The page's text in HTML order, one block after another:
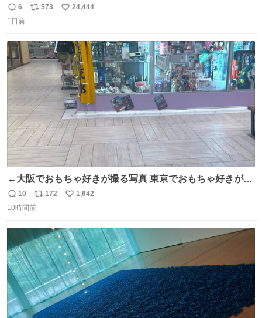
元気出してほしい
返
信
6
リ
ト
数
573
い
24,444
1日前
←大阪でおもちゃ好きが撮る写真 東京でおもちゃ好きが撮
る写真→
返
信
10
リ
ポ
ト
数
172
い
数
1,642
10時間前